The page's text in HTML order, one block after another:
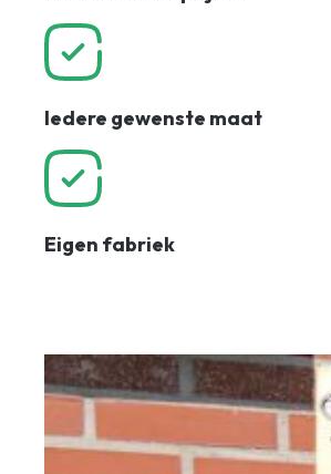
Iedere gewenste maat
Eigen fabriek